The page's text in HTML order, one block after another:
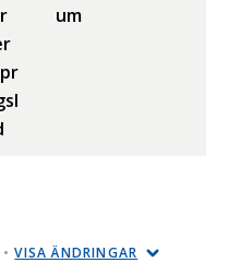
um
•VISA ÄNDRINGAR